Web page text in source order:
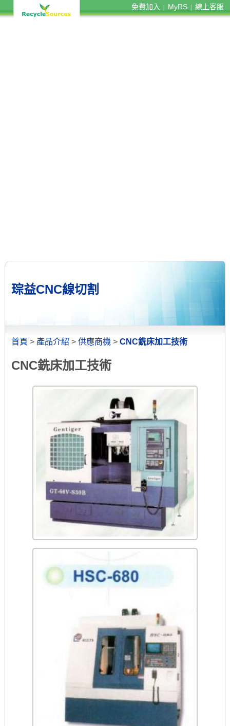
免費加入 MyRS 線上客服
琮益CNC線切割
首頁 > 產品介紹 > 供應商機 > CNC銑床加工技術
CNC銑床加工技術